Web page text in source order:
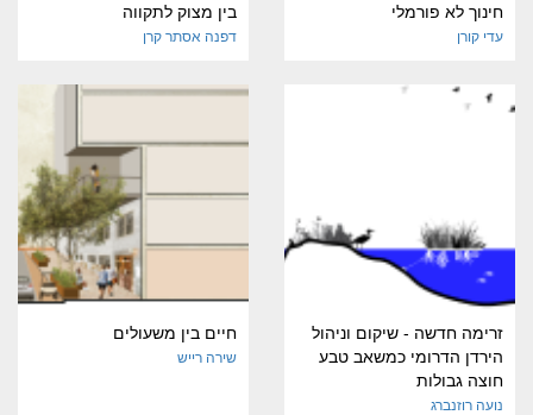
חינוך לא פורמלי
עדי קורן
בין מצוק לתקווה
דפנה אסתר קרן
זרימה חדשה - שיקום וניהול
הירדן הדרומי כמשאב טבע
חוצה גבולות
נועה רוזנברג
חיים בין משעולים
שירה רייש